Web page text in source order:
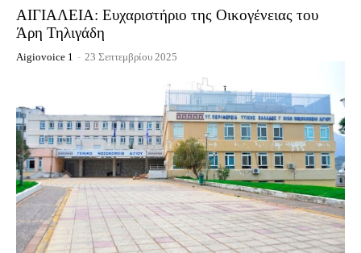
ΑΙΓΙΑΛΕΙΑ: Ευχαριστήριο της Οικογένειας του
Άρη Τηλιγάδη
Aigiovoice 1 - 23 Σεπτεμβρίου 2025